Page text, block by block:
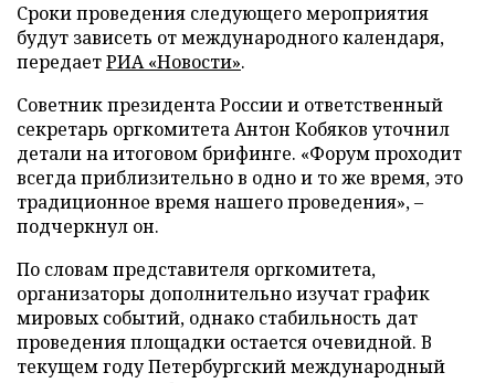
Сроки проведения следующего мероприятия
будут зависеть от международного календаря,
передаетРИА «Новости».
Советник президента России и ответственный
секретарь оргкомитета Антон Кобяков уточнил
детали на итоговом брифинге. «Форум проходит
всегда приблизительно в одно и то же время, это
традиционное время нашего проведения», –
подчеркнул он.
По словам представителя оргкомитета,
организаторы дополнительно изучат график
мировых событий, однако стабильность дат
проведения площадки остается очевидной. В
текущем году Петербургский международный